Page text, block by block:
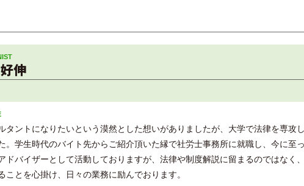
伸
タントになりたいという漠然とした想いがありましたが、大学で法律を専攻
。学生時代のバイト先からご紹介頂いた縁で社労士事務所に就職し、今に至っ
ドバイザーとして活動しておりますが、法律や制度解説に留まるのではなく
ことを心掛け、日々の業務に励んでおります。